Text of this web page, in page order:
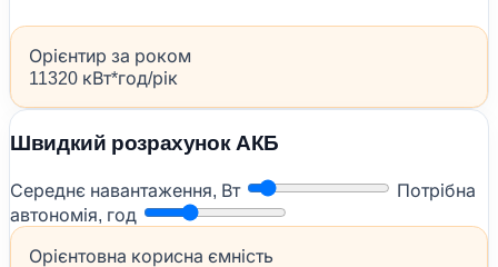
Орієнтир за роком
11320 кВт*год/рік
Швидкий розрахунок АКБ
Середнє навантаження, Вт
Потрібна
автономія, год
Орієнтовна корисна ємність